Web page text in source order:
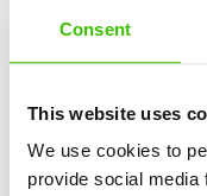
Consent
This website uses
We use cookies to
provide social media
Herný